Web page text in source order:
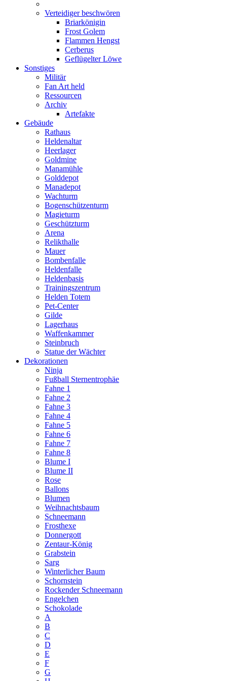
Verteidiger beschwören
Briarkönigin
Frost Golem
Flammen Hengst
Cerberus
Geflügelter Löwe
Sonstiges
Militär
Fan Art held
Ressourcen
Archiv
Artefakte
Gebäude
Rathaus
Heldenaltar
Heerlager
Goldmine
Manamühle
Golddepot
Manadepot
Wachturm
Bogenschützenturm
Magieturm
Geschützturm
Arena
Relikthalle
Mauer
Bombenfalle
Heldenfalle
Heldenbasis
Trainingszentrum
Helden Totem
Pet-Center
Gilde
Lagerhaus
Waffenkammer
Steinbruch
Statue der Wächter
Dekorationen
Ninja
Fußball Sternentrophäe
Fahne 1
Fahne 2
Fahne 3
Fahne 4
Fahne 5
Fahne 6
Fahne 7
Fahne 8
Blume I
Blume II
Rose
Ballons
Blumen
Weihnachtsbaum
Schneemann
Frosthexe
Donnergott
Zentaur-König
Grabstein
Sarg
Winterlicher Baum
Schornstein
Rockender Schneemann
Engelchen
Schokolade
A
B
C
D
E
F
G